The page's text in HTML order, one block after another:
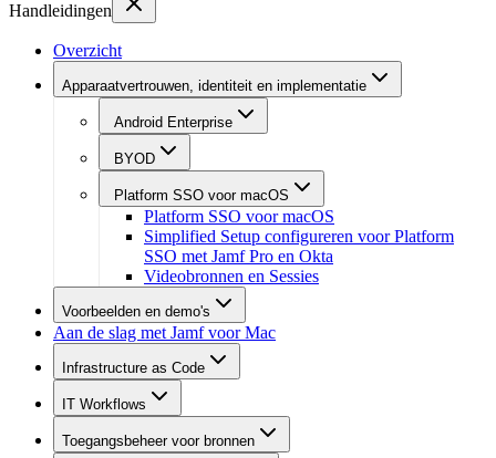
Handleidingen
Overzicht
Apparaatvertrouwen, identiteit en implementatie
Android Enterprise
BYOD
Platform SSO voor macOS
Platform SSO voor macOS
Simplified Setup configureren voor Platform
SSO met Jamf Pro en Okta
Videobronnen en Sessies
Voorbeelden en demo's
Aan de slag met Jamf voor Mac
Infrastructure as Code
IT Workflows
Toegangsbeheer voor bronnen